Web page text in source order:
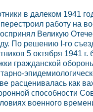
в далеком 1941
работу на
Великую
По решению I-го
5 октября 1941 г.
гражданской
расценивалась как
способности
военного